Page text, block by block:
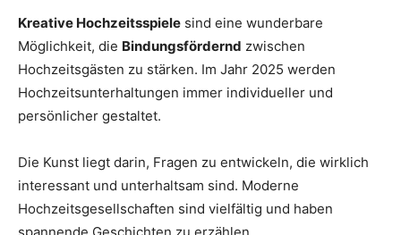
Kreative Hochzeitsspiele sind eine wunderbare
Möglichkeit, die Bindungsfördernd zwischen
Hochzeitsgästen zu stärken. Im Jahr 2025 werden
Hochzeitsunterhaltungen immer individueller und
persönlicher gestaltet.
Die Kunst liegt darin, Fragen zu entwickeln, die wirklich
interessant und unterhaltsam sind. Moderne
Hochzeitsgesellschaften sind vielfältig und haben